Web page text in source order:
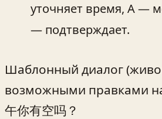
уточняет время, A —
— подтверждает.
Шаблонный диалог
возможными правками
午你有空吗？